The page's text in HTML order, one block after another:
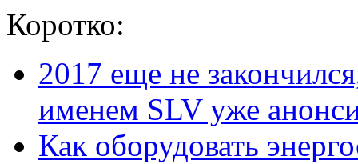
Коротко:
2017 еще не
именем SLV уже
Как оборудовать